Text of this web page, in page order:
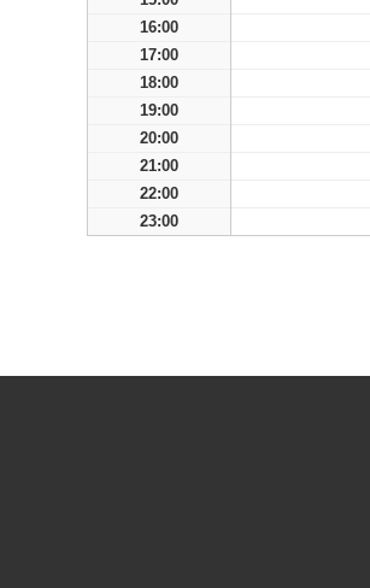
16:00
17:00
18:00
19:00
20:00
21:00
22:00
23:00